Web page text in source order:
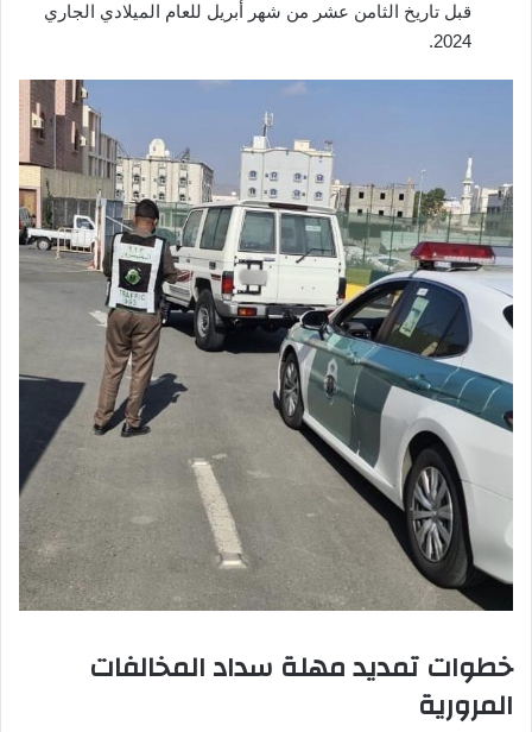
قبل تاريخ الثامن عشر من شهر أبريل للعام الميلادي الجاري
2024.
خطوات تمديد مهلة سداد المخالفات
المرورية